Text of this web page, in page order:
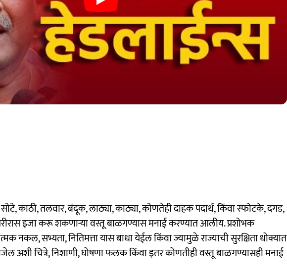
काठी, तलवार, बंदूक, लाठ्या, काठ्या, कोणतेही दाहक पदार्थ, किंवा स्फोटके, दगड,
इजा करू शकणाऱ्या वस्तू बाळगण्यास मनाई करण्यात आलीय. प्रशोभक
नकल, सभ्यता, नितिमत्ता यास बाधा येईल किंवा ज्यामुळे राज्याची सुरक्षिता धोक्यात
अशी चित्रे, निशाणी, घोषणा फलक किंवा इतर कोणतीही वस्तू बाळगण्यासही मनाई